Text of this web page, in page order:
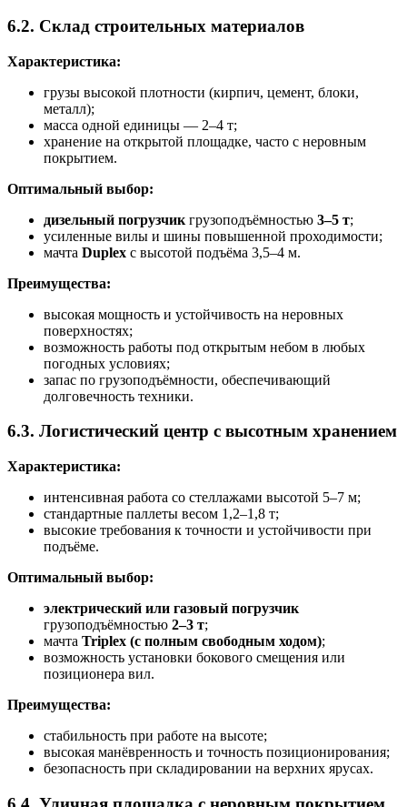
6.2. Склад строительных материалов
Характеристика:
грузы высокой плотности (кирпич, цемент, блоки,
металл);
масса одной единицы — 2–4 т;
хранение на открытой площадке, часто с неровным
покрытием.
Оптимальный выбор:
дизельный погрузчик грузоподъёмностью 3–5 т;
усиленные вилы и шины повышенной проходимости;
мачта Duplex с высотой подъёма 3,5–4 м.
Преимущества:
высокая мощность и устойчивость на неровных
поверхностях;
возможность работы под открытым небом в любых
погодных условиях;
запас по грузоподъёмности, обеспечивающий
долговечность техники.
6.3. Логистический центр с высотным хранением
Характеристика:
интенсивная работа со стеллажами высотой 5–7 м;
стандартные паллеты весом 1,2–1,8 т;
высокие требования к точности и устойчивости при
подъёме.
Оптимальный выбор:
электрический или газовый погрузчик
грузоподъёмностью 2–3 т;
мачта Triplex (с полным свободным ходом);
возможность установки бокового смещения или
позиционера вил.
Преимущества:
стабильность при работе на высоте;
высокая манёвренность и точность позиционирования;
безопасность при складировании на верхних ярусах.